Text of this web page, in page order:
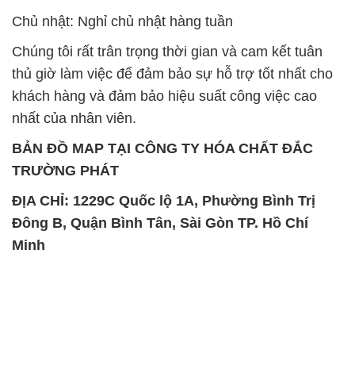
Chủ nhật: Nghỉ chủ nhật hàng tuần
Chúng tôi rất trân trọng thời gian và cam kết tuân
thủ giờ làm việc để đảm bảo sự hỗ trợ tốt nhất cho
khách hàng và đảm bảo hiệu suất công việc cao
nhất của nhân viên.
BẢN ĐỒ MAP TẠI CÔNG TY HÓA CHẤT ĐẮC
TRƯỜNG PHÁT
ĐỊA CHỈ: 1229C Quốc lộ 1A, Phường Bình Trị
Đông B, Quận Bình Tân, Sài Gòn TP. Hồ Chí
Minh